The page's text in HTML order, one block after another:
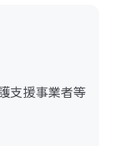
支援事業者等